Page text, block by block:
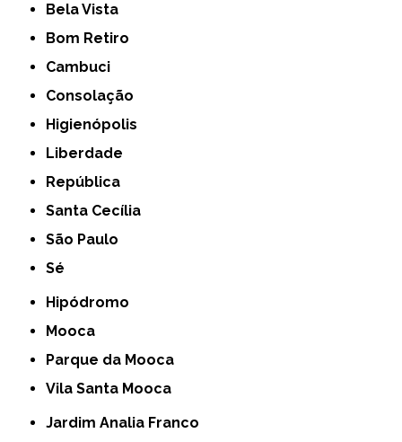
Bela Vista
Bom Retiro
Cambuci
Consolação
Higienópolis
Liberdade
República
Santa Cecília
São Paulo
Sé
Hipódromo
Mooca
Parque da Mooca
Vila Santa Mooca
Jardim Analia Franco